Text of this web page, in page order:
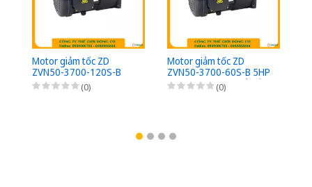
Motor giảm tốc ZD
ZVN50-3700-120S-B
5HP (3,7kW) - 1/120 -
kiểu lắp Mặt bích 3 Pha
(0)
Motor giảm tốc ZD
ZVN50-3700-60S-B 5HP
(3,7kW) - 1/60 - kiểu lắp
Mặt bích 3 Pha
lưu nhanh từ AC sang
(0)